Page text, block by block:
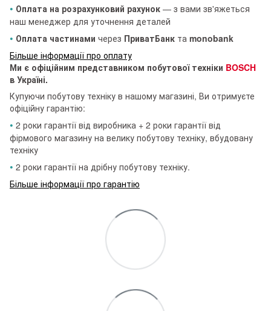
• Оплата на розрахунковий рахунок — з вами зв'яжеться
наш менеджер для уточнення деталей
• Оплата частинами через ПриватБанк та monobank
Більше інформації про оплату
Ми є офіційним представником побутової техніки BOSCH
в Україні.
Купуючи побутову техніку в нашому магазині, Ви отримуєте
офіційну гарантію:
• 2 роки гарантії від виробника + 2 роки гарантії від
фірмового магазину на велику побутову техніку, вбудовану
техніку
• 2 роки гарантії на дрібну побутову техніку.
Більше інформації про гарантію